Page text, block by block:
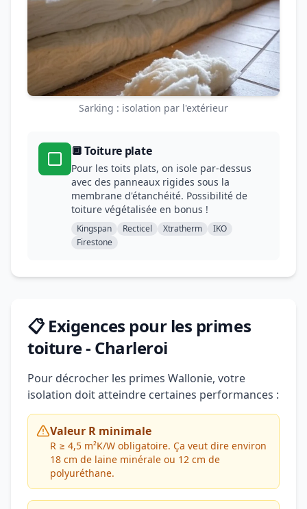
Sarking : isolation par l'extérieur
🔲 Toiture plate
Pour les toits plats, on isole par-dessus
avec des panneaux rigides sous la
membrane d'étanchéité. Possibilité de
toiture végétalisée en bonus !
Kingspan Recticel Xtratherm
IKO
Firestone
📋 Exigences pour les primes
toiture - Charleroi
Pour décrocher les primes Wallonie, votre
isolation doit atteindre certaines performances :
Valeur R minimale
R ≥ 4,5 m²K/W obligatoire. Ça veut dire environ
18 cm de laine minérale ou 12 cm de
polyuréthane.